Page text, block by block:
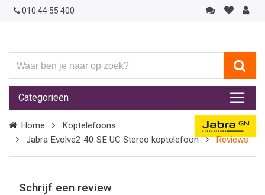
010 44 55 400
ben
je
naar
op
zoek?
Categorieën
Home
Koptelefoons
Jabra Evolve2 40 SE UC Stereo koptelefoon
Reviews
Schrijf een review